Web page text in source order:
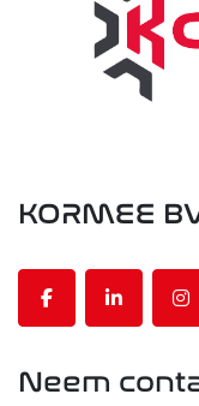
KORMEE
facebooklinkedin
Neem